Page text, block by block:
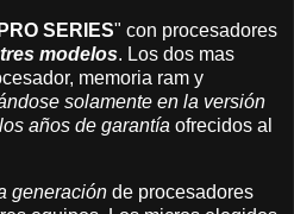
PRO SERIES" con procesadores
tres modelos. Los dos mas
memoria ram y
solamente en la versión
años de garantía ofrecidos al
generación de procesadores